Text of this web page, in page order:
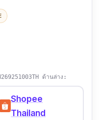
ด้านล่าง:
Shopee
Thailand